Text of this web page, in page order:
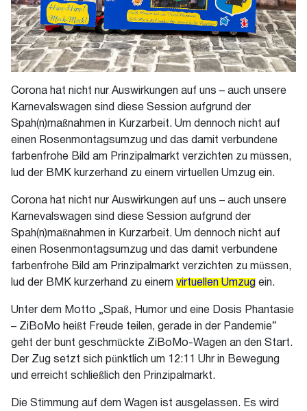
Corona hat nicht nur Auswirkungen auf uns – auch unsere
Karnevalswagen sind diese Session aufgrund der
Spah(n)maßnahmen in Kurzarbeit. Um dennoch nicht auf
einen Rosenmontagsumzug und das damit verbundene
farbenfrohe Bild am Prinzipalmarkt verzichten zu müssen,
lud der BMK kurzerhand zu einem virtuellen Umzug ein.
Corona hat nicht nur Auswirkungen auf uns – auch unsere
Karnevalswagen sind diese Session aufgrund der
Spah(n)maßnahmen in Kurzarbeit. Um dennoch nicht auf
einen Rosenmontagsumzug und das damit verbundene
farbenfrohe Bild am Prinzipalmarkt verzichten zu müssen,
lud der BMK kurzerhand zu einem virtuellen Umzug ein.
Unter dem Motto „Spaß, Humor und eine Dosis Phantasie
– ZiBoMo heißt Freude teilen, gerade in der Pandemie“
geht der bunt geschmückte ZiBoMo-Wagen an den Start.
Der Zug setzt sich pünktlich um 12:11 Uhr in Bewegung
und erreicht schließlich den Prinzipalmarkt.
Die Stimmung auf dem Wagen ist ausgelassen. Es wird